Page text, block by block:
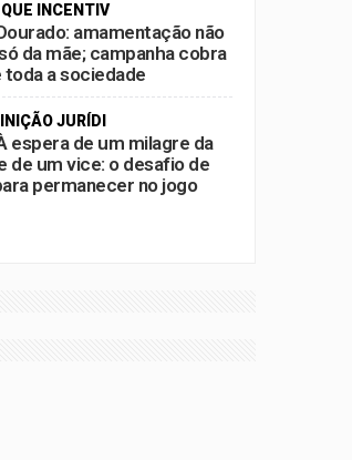
INCENTIV
amamentação não
da mãe; campanha cobra
toda a sociedade
JURÍDI
espera de um milagre da
de um vice: o desafio de
permanecer no jogo